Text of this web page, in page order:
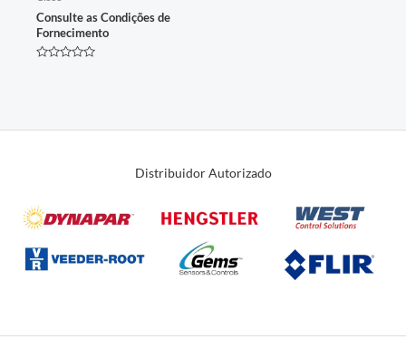
Consulte as Condições de
Fornecimento
Distribuidor Autorizado